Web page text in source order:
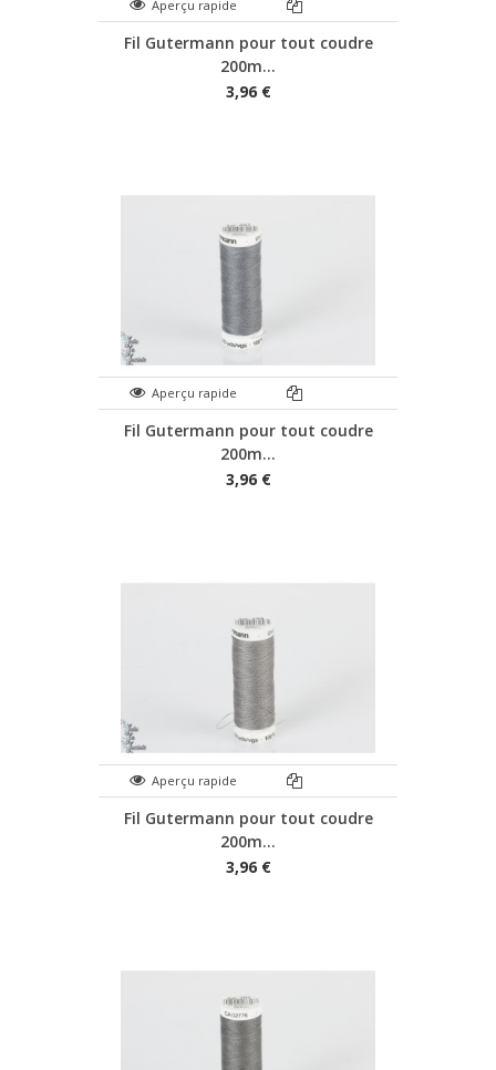
Aperçu rapide
Fil Gutermann pour tout coudre
200m...
3,96 €
Aperçu rapide
Fil Gutermann pour tout coudre
200m...
3,96 €
Aperçu rapide
Fil Gutermann pour tout coudre
200m...
3,96 €